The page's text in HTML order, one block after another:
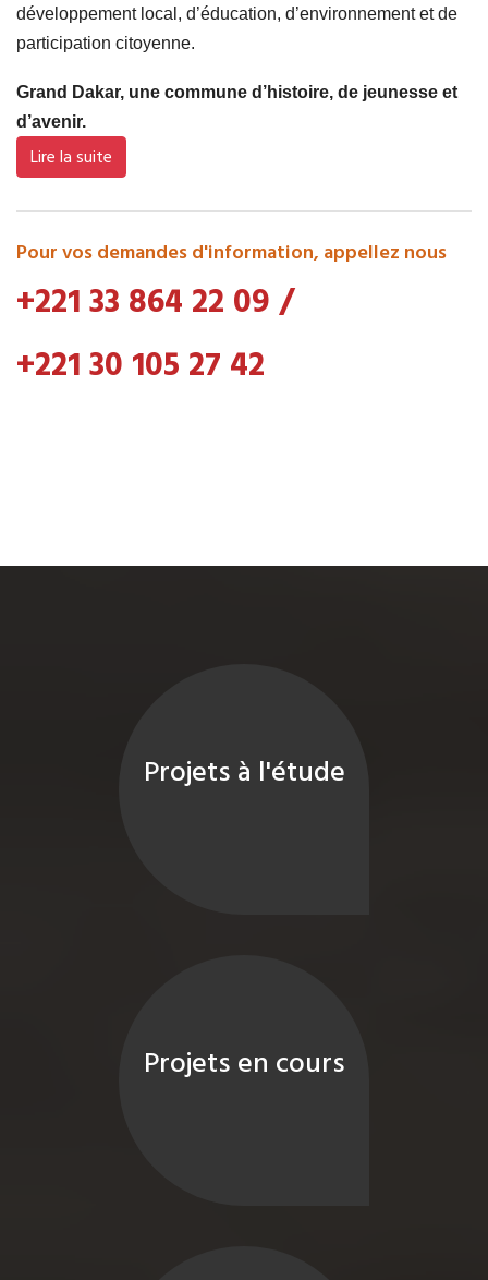
développement local, d’éducation, d’environnement et de
participation citoyenne.
Grand Dakar, une commune d’histoire, de jeunesse et
d’avenir.
Lire la suite
Pour vos demandes d'information, appellez nous
+221 33 864 22 09/
+221 30 105 27 42
Projets à l'étude
Projets en cours